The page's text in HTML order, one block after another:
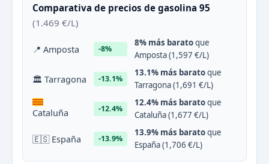
Comparativa de precios de gasolina 95
(1.469 €/L)
📍 Amposta -8%
8% más baratoque
Amposta (1,597 €/L)
🏛 Tarragona -13.1%
13.1% más baratoque
Tarragona (1,691 €/L)
Cataluña -12.4%
12.4% más baratoque
Cataluña (1,677 €/L)
🇪🇸 España -13.9%
13.9% más baratoque
España (1,706 €/L)